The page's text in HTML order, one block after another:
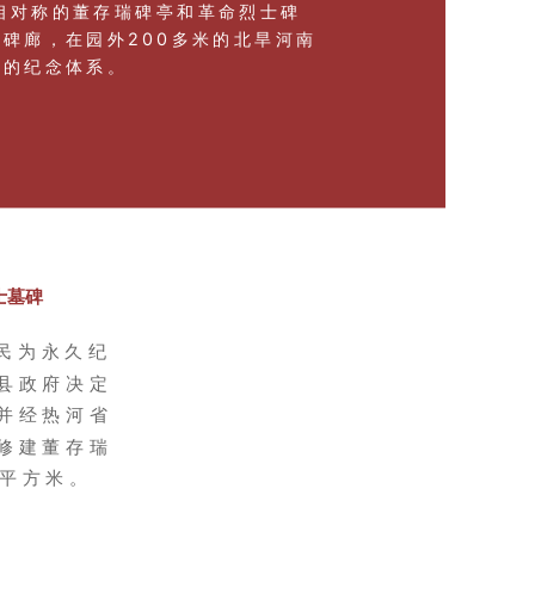
称的董存瑞碑亭和革命烈士碑
廊，在园外200多米的北旱河南
纪念体系。
墓碑
为永久纪
政府决定
经热河省
建董存瑞
方米。